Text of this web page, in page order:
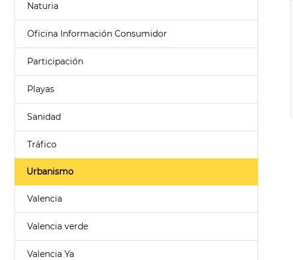
Naturia
Oficina Información Consumidor
Participación
Playas
Sanidad
Tráfico
Urbanismo
Valencia
Valencia verde
Valencia Ya